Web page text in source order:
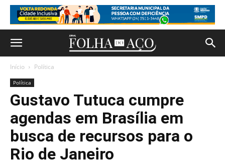
Início Política
Política
Gustavo Tutuca cumpre
agendas em Brasília em
busca de recursos para o
Rio de Janeiro